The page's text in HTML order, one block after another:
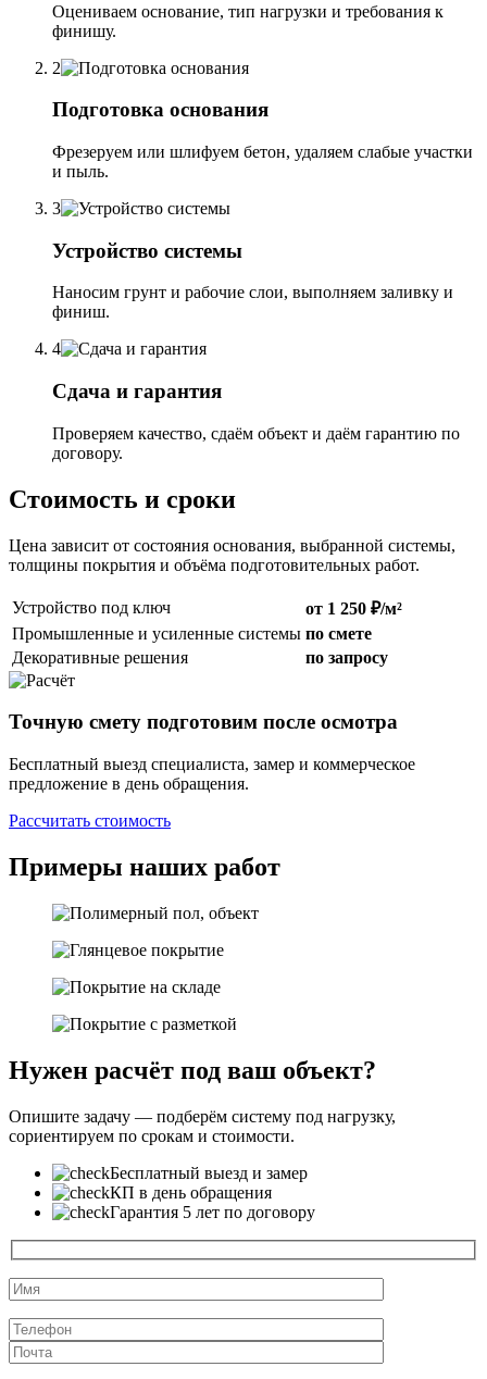
Оцениваем основание, тип нагрузки и требования к
финишу.
2
Подготовка основания
Фрезеруем или шлифуем бетон, удаляем слабые участки
и пыль.
3
Устройство системы
Наносим грунт и рабочие слои, выполняем заливку и
финиш.
4
Сдача и гарантия
Проверяем качество, сдаём объект и даём гарантию по
договору.
Стоимость и сроки
Цена зависит от состояния основания, выбранной системы,
толщины покрытия и объёма подготовительных работ.
Устройство под ключ
от 1 250 ₽/м²
Промышленные и усиленные системы по смете
Декоративные решения
по запросу
Точную смету подготовим после осмотра
Бесплатный выезд специалиста, замер и коммерческое
предложение в день обращения.
Рассчитать стоимость
Примеры наших работ
Нужен расчёт под ваш объект?
Опишите задачу — подберём систему под нагрузку,
сориентируем по срокам и стоимости.
Бесплатный выезд и замер
КП в день обращения
Гарантия 5 лет по договору